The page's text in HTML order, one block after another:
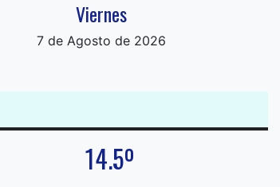
Viernes
7 de Agosto de 2026
14.5º